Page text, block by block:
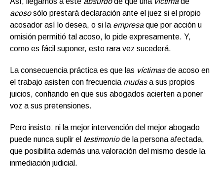
acososólo prestará declaración ante el juez si el propio
acosador así lo desea, o si la empresaque por acción u
omisión permitió tal acoso, lo pide expresamente. Y,
como es fácil suponer, esto rara vez sucederá.
La consecuencia práctica es que las víctimasde acoso en
el trabajo asisten con frecuencia mudasa sus propios
juicios, confiando en que sus abogados acierten a poner
voz a sus pretensiones.
Pero insisto: ni la mejor intervención del mejor abogado
puede nunca suplir el testimoniode la persona afectada,
que posibilita además una valoración del mismo desde la
inmediación judicial.